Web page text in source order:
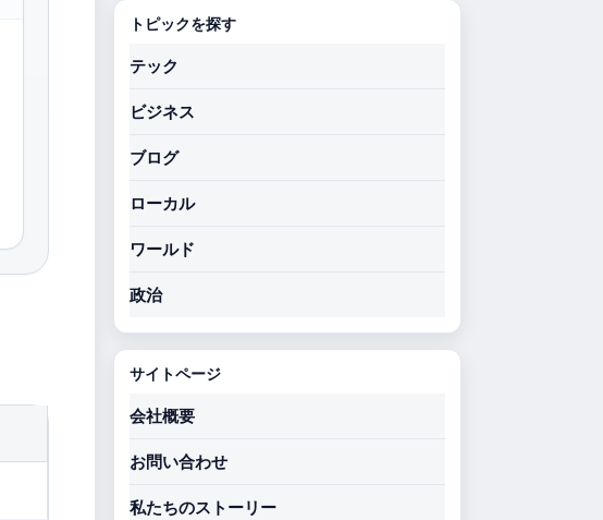
トピックを探す
テック
ビジネス
ブログ
ローカル
ワールド
政治
サイトページ
会社概要
お問い合わせ
私たちのストーリー